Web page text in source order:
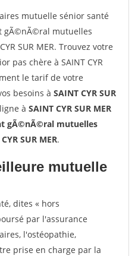
mutuelle sénior santé
gÃ©nÃ©ral mutuelles
SUR MER. Trouvez votre
pas chère à SAINT CYR
le tarif de votre
besoins à SAINT CYR SUR
à SAINT CYR SUR MER
gÃ©nÃ©ral mutuelles
SUR MER.
mutuelle
dites « hors
par l'assurance
l'ostéopathie,
prise en charge par la